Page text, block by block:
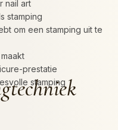
nail art
stamping
om een stamping uit te
prestatie
stamping